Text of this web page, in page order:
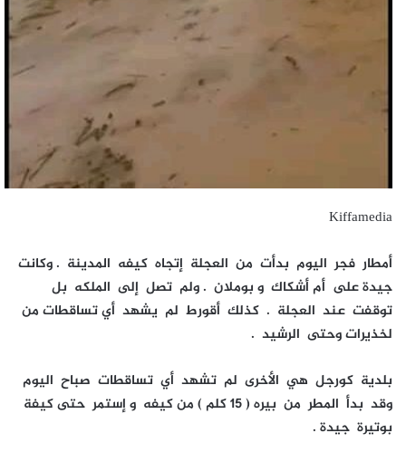
Kiffamedia
أمطار فجر اليوم بدأت من العجلة إتجاه كيفه المدينة . وكانت
جيدة على أم أشكاك و بوملان . ولم تصل إلى الملكه بل
توقفت عند العجلة . كذلك أقورط لم يشهد أي تساقطات من
لخذيرات وحتى الرشيد .
بلدية كورجل هي الأخرى لم تشهد أي تساقطات صباح اليوم
وقد بدأ المطر من بيره ( 15 كلم ) من كيفه و إستمر حتى كيفة
بوتيرة جيدة .